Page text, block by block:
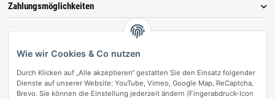
Zahlungsmöglichkeiten
Wie wir Cookies & Co nutzen
Durch Klicken auf „Alle akzeptieren“ gestatten Sie den Einsatz folgender
Dienste auf unserer Website: YouTube, Vimeo, Google Map, ReCaptcha,
Brevo. Sie können die Einstellung jederzeit ändern (Fingerabdruck-Icon